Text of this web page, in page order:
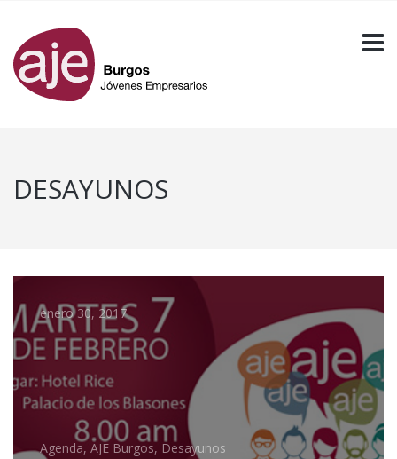
DESAYUNOS
enero 30, 2017
Agenda, AJE Burgos, Desayunos